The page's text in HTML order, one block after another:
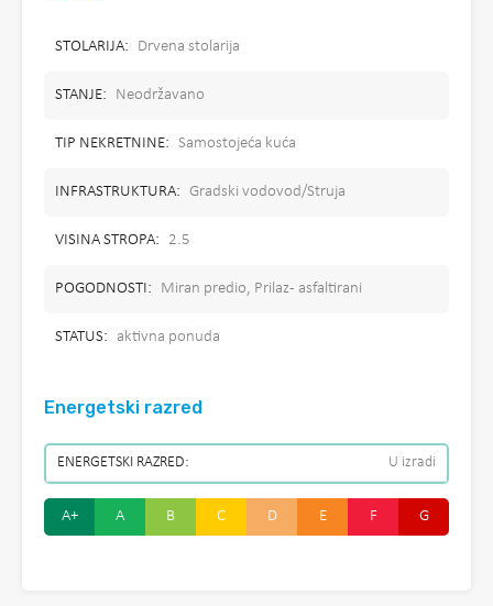
STOLARIJA: Drvena stolarija
STANJE: Neodržavano
TIP NEKRETNINE: Samostojeća kuća
INFRASTRUKTURA: Gradski vodovod/Struja
VISINA STROPA: 2.5
POGODNOSTI: Miran predio, Prilaz - asfaltirani
STATUS: aktivna ponuda
Energetski razred
ENERGETSKI RAZRED: U izradi
A+ A B C D E F G